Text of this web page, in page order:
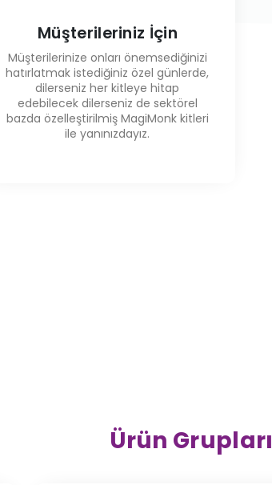
Müşterileriniz İçin
Müşterilerinize onları önemsediğinizi
hatırlatmak istediğiniz özel günlerde,
dilerseniz her kitleye hitap
edebilecek dilerseniz de sektörel
bazda özelleştirilmiş MagiMonk kitleri
ile yanınızdayız.
Ürün Grupları